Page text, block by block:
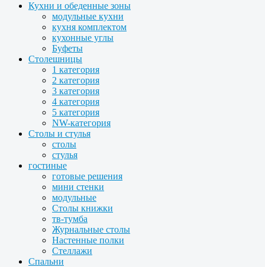
Кухни и обеденные зоны
модульные кухни
кухня комплектом
кухонные углы
Буфеты
Столешницы
1 категория
2 категория
3 категория
4 категория
5 категория
NW-категория
Столы и стулья
столы
стулья
гостиные
готовые решения
мини стенки
модульные
Столы книжки
тв-тумба
Журнальные столы
Настенные полки
Стеллажи
Спальни